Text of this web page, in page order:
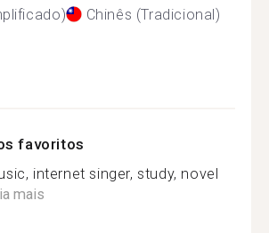
Chinês (Tradicional)
favoritos
internet singer, study, novel
mais